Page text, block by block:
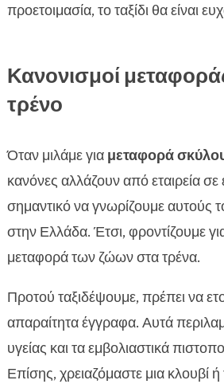
προετοιμασία, το ταξίδι θα είναι
Κανονισμοί
τρένο
Όταν μιλάμε για μεταφορά
κανόνες αλλάζουν από εταιρεία σε
σημαντικό να γνωρίζουμε αυτούς
στην Ελλάδα. Έτσι, φροντίζουμε
μεταφορά των ζώων στα τρένα.
Προτού ταξιδέψουμε, πρέπει να
απαραίτητα έγγραφα. Αυτά
υγείας και τα εμβολιαστικά
Επίσης, χρειαζόμαστε μια κλουβί